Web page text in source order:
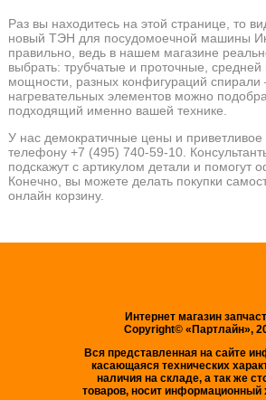
Раз вы находитесь на этой странице, то
новый ТЭН для посудомоечной машины
правильно, ведь в нашем магазине
выбрать: трубчатые и проточные,
мощности, разных конфигураций спирали
нагревательных элементов можно
подходящий именно вашей технике.
У нас демократичные цены и приветливое
телефону +7 (495) 740-59-10.
подскажут с артикулом детали и помогут
Конечно, вы можете делать покупки
онлайн корзину.
Интернет магазин
Copyright© «Партлайн»,
Вся представленная на сайте
касающаяся технических
наличия на складе, а так же
товаров, носит информационный